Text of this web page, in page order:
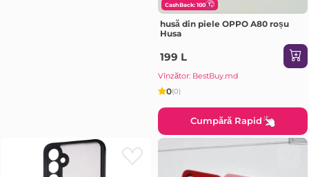
CashBack: 100
husă din piele OPPO A80 roșu
Husa
199 L
Vînzător: BestBuy.md
0(0)
Cumpără Rapid